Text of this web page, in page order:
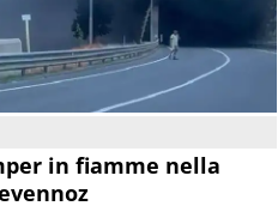
in fiamme nella